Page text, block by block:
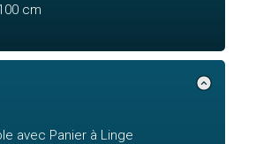
cm
avec Panier à Linge